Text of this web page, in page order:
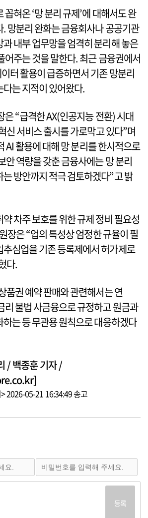
혀온 ‘망 분리 규제’에 대해서도 완
망분리 완화는 금융회사나 공공기관
내부 업무망을 엄격히 분리해 놓은
어주는 것을 말한다. 최근 금융권에서
터 활용이 급증하면서 기존 망분리
는 지적이 있어왔다.
은 “급격한 AX(인공지능 전환) 시대
신 서비스 출시를 가로막고 있다”며
AI 활용에 대해 망 분리를 한시적으로
안 역량을 갖춘 금융사에는 망 분리
방안까지 적극 검토하겠다”고 밝
차주 보호를 위한 규제 정비 필요성
장은 “업의 특성상 엄정한 규율이 필
심업을 기존 등록제에서 허가제로
다.
품권 예약 판매와 관련해서는 연
리 불법 사금융으로 규정하고 원금과
는 등 무관용 원칙으로 대응하겠다
/ 백종훈 기자 /
2026-05-21 16:34:49 송고
등록